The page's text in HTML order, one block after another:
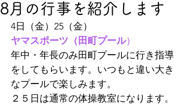
8月の行事を紹介します
4日（金）25（金）
ヤマスポーツ（田町プール）
年中・年長のみ田町プールに行き指導
をしてもらいます。いつもと違い大き
なプールで楽しみます。
２５日は通常の体操教室になります。